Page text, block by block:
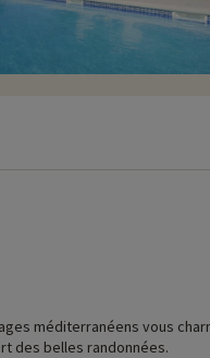
méditerranéens vous
des belles randonnées.